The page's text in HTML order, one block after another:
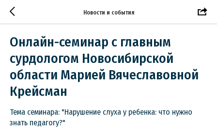
Новости и события
Онлайн-семинар с главным
сурдологом Новосибирской
области Марией Вячеславовной
Крейсман
Тема семинара: "Нарушение слуха у ребенка: что нужно
знать педагогу?"